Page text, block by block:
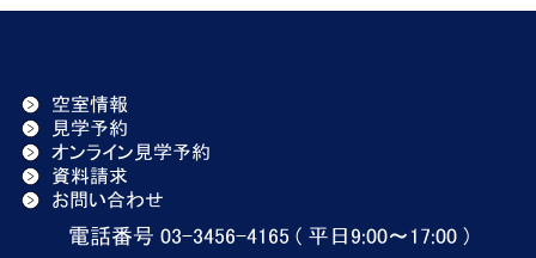
空室情報
見学予約
オンライン見学予約
資料請求
お問い合わせ
電話番号 03-3456-4165 ( 平日9:00〜17:00 )